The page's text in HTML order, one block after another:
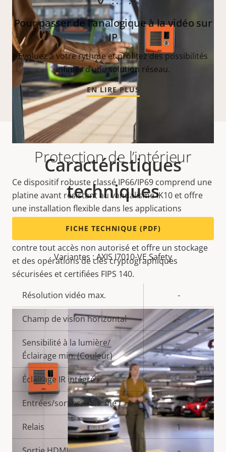
Protection de l’intérieur
Ce dispositif robuste classé IP66/IP69 comprend une
platine avant résistant au vandalisme IK10 et offre
une installation flexible dans les applications
intérieures et extérieures. De plus, Axis
protège le dispositif et les informations sensibles
contre tout accès non autorisé et offre un stockage
et des opérations de clés cryptographiques
sécurisées et certifiées FIPS 140.
Pour passer de l’analogique à la vidéo sur
IP
Évoluez à votre rythme et profitez des possibilités
infinies d’une solution réseau.
EN LIRE PLUS
Caractéristiques
techniques
FICHE TECHNIQUE (PDF)
Variantes : AXIS I7010-VE Safety
Description
de la
propriété
Valeur de
la
propriété
Résolution vidéo max. -
Champ de vision horizontal -
Sensibilité à la lumière/
Éclairage min. (Couleur)
-
Éclairage IR intégré –
Entrées/sorties d'alarme 2
Relais 1